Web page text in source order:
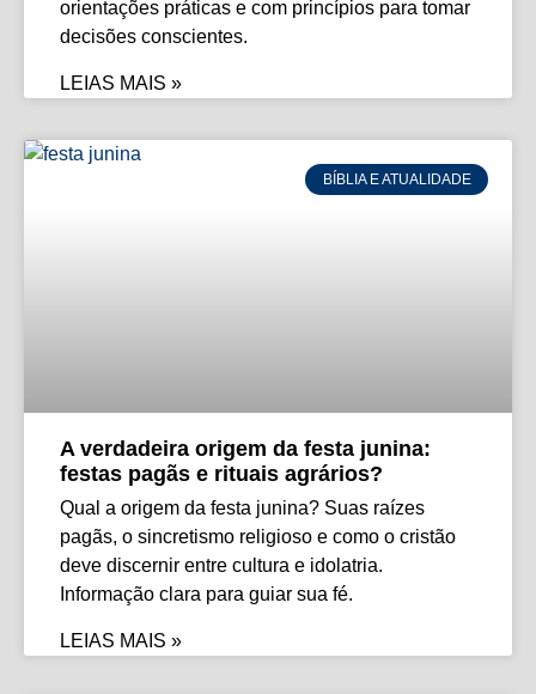
orientações práticas e com princípios para tomar
decisões conscientes.
LEIAS MAIS »
BÍBLIA E ATUALIDADE
A verdadeira origem da festa junina:
festas pagãs e rituais agrários?
Qual a origem da festa junina? Suas raízes
pagãs, o sincretismo religioso e como o cristão
deve discernir entre cultura e idolatria.
Informação clara para guiar sua fé.
LEIAS MAIS »